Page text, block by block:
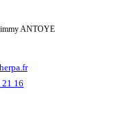
ANTOYE
16